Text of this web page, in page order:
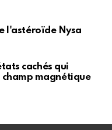
l'astéroïde Nysa
cachés qui
champ magnétique